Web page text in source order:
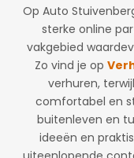
Op Auto
sterke online
vakgebied
Zo vind je op
verhuren, terwijl
comfortabel en
buitenleven en
ideeën en